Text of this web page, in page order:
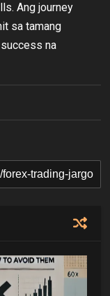
Ang journey
sa tamang
na